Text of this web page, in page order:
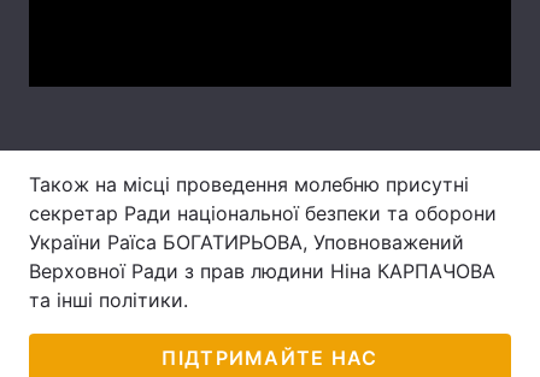
Лонгріди
Відео з Youtube
Інтерв'ю Думки
Архів Вакансії
Також на місці проведення молебню присутні
секретар Ради національної безпеки та оборони
України Раїса БОГАТИРЬОВА, Уповноважений
Верховної Ради з прав людини Ніна КАРПАЧОВА
та інші політики.
ПІДТРИМАЙТЕ НАС